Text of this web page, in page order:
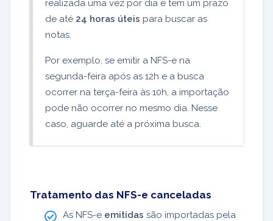
realizada uma vez por dia e tem um prazo
de até 24 horas úteis para buscar as
notas.
Por exemplo, se emitir a NFS-e na
segunda-feira após as 12h e a busca
ocorrer na terça-feira às 10h, a importação
pode não ocorrer no mesmo dia. Nesse
caso, aguarde até a próxima busca.
Tratamento das NFS-e canceladas
As NFS-e emitidas são importadas pela